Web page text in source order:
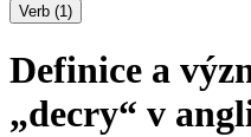
Verb (1)
Definice a
„decry“ v